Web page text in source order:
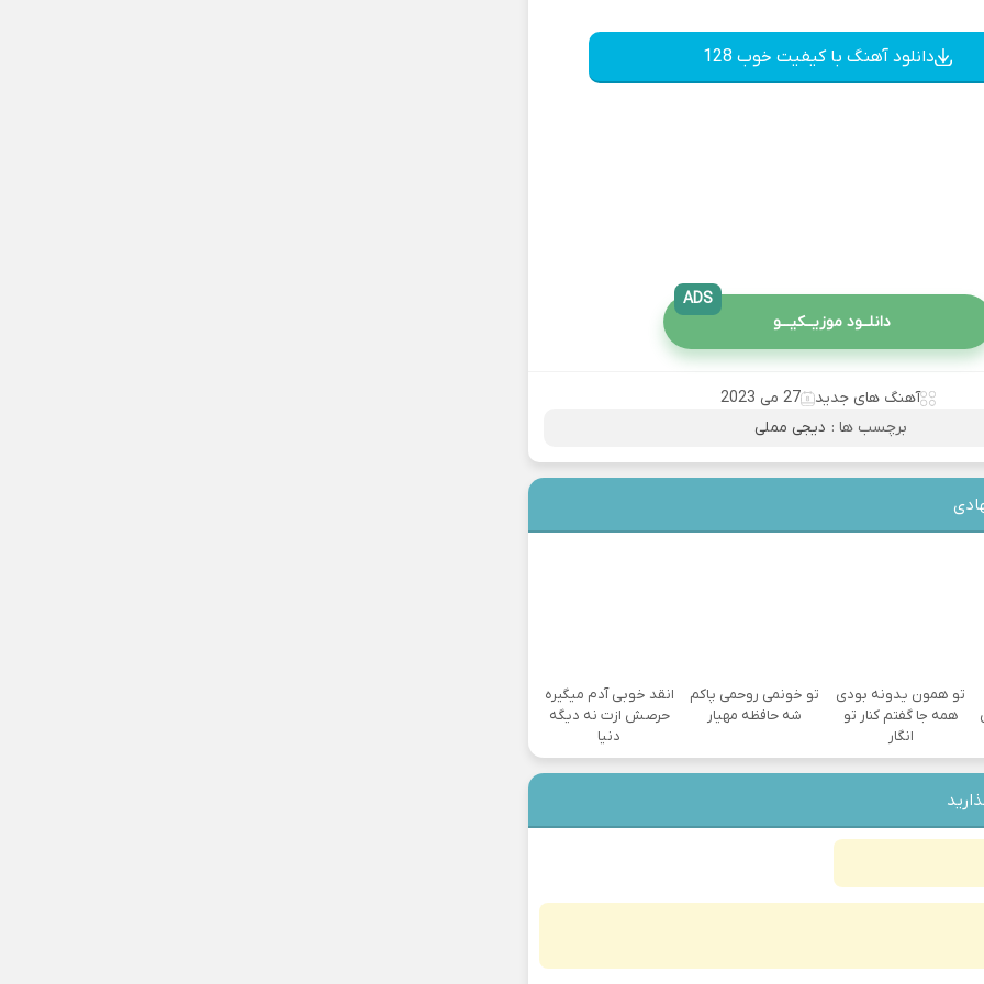
دانلود آهنگ با کیفیت خوب 128
دانلــود موزیــکیـــو
ADS
آهنگ های جدید
27 می 2023
برچسب ها : دیجی مملی
تو همون یدونه بودی
همه جا گفتم کنار تو
انگار
تو خونمی روحمی پاکم
شه حافظه مهیار
انقد خوبی آدم میگیره
حرصش ازت نه دیگه
دنیا